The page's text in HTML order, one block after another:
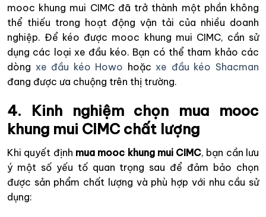
mooc khung mui CIMC đã trở thành một phần không
thể thiếu trong hoạt động vận tải của nhiều doanh
nghiệp. Để kéo được mooc khung mui CIMC, cần sử
dụng các loại xe đầu kéo. Bạn có thể tham khảo các
dòng xe đầu kéo Howo hoặc xe đầu kéo Shacman
đang được ưa chuộng trên thị trường.
4. Kinh nghiệm chọn mua mooc
khung mui CIMC chất lượng
Khi quyết định mua mooc khung mui CIMC, bạn cần lưu
ý một số yếu tố quan trọng sau để đảm bảo chọn
được sản phẩm chất lượng và phù hợp với nhu cầu sử
dụng: